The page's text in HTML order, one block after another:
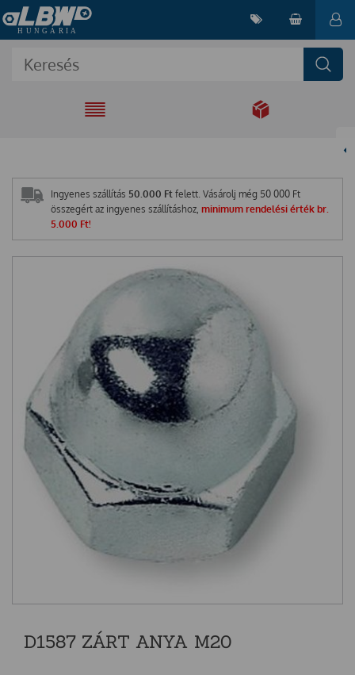
EGYÜTT A
Ingyenes szállítás 50.000 Ft felett. Vásárolj még 50 000 Ft
összegért az ingyenes szállításhoz, minimum rendelési érték br.
5.000 Ft!
D1587 ZÁRT ANYA M20